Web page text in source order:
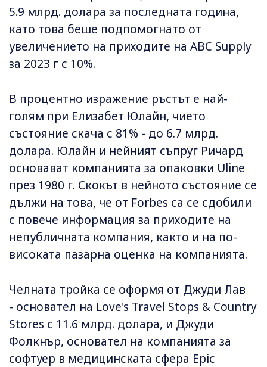
5.9 млрд. долара за последната година,
като това беше подпомогнато от
увеличението на приходите на ABC Supply
за 2023 г с 10%.
В процентно изражение ръстът е най-
голям при Елизабет Юлайн, чието
състояние скача с 81% - до 6.7 млрд.
долара. Юлайн и нейният съпруг Ричард
основават компанията за опаковки Uline
през 1980 г. Скокът в нейното състояние се
дължи на това, че от Forbes са се сдобили
с повече информация за приходите на
непубличната компания, както и на по-
високата пазарна оценка на компанията.
Челната тройка се оформя от Джуди Лав
- основател на Love's Travel Stops & Country
Stores с 11.6 млрд. долара, и Джуди
Фолкнър, основател на компанията за
софтуер в медицинската сфера Epic